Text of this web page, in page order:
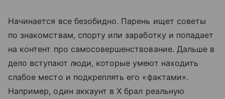
Начинается все безобидно. Парень ищет советы
по знакомствам, спорту или заработку и попадает
на контент про самосовершенствование. Дальше в
дело вступают люди, которые умеют находить
слабое место и подкреплять его «фактами».
Например, один аккаунт в X брал реальную